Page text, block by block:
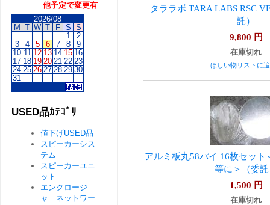
タララボ TARA LABS RSC
託）
9,800 円
在庫切れ
ほしい物リストに
アルミ板丸58パイ 16枚セット
等に＞（委
1,500 円
在庫切れ
他予定で変更有
2026/08
M T W T F S S
1
2
3
4 5 6 7 8
9
10 11 12 13 14 15 16
17 18 19 20 21 22 23
24 25 26 27 28 29 30
31
USED品ｶﾃｺﾞﾘ
値下げUSED品
スピーカーシス
テム
スピーカーユニ
ット
エンクロージ
ャ ネットワー